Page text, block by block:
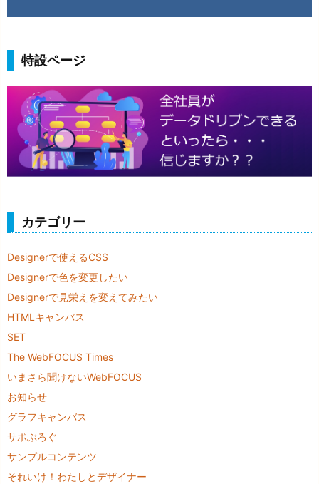
特設ページ
カテゴリー
Designerで使えるCSS
Designerで色を変更したい
Designerで見栄えを変えてみたい
HTMLキャンバス
SET
The WebFOCUS Times
いまさら聞けないWebFOCUS
お知らせ
グラフキャンバス
サポぶろぐ
サンプルコンテンツ
それいけ！わたしとデザイナー